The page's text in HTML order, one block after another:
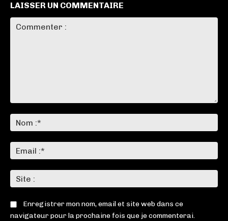
LAISSER UN COMMENTAIRE
:*
:*
:
Enregistrer mon nom, email et site web dans ce
navigateur pour la prochaine fois que je commenterai.